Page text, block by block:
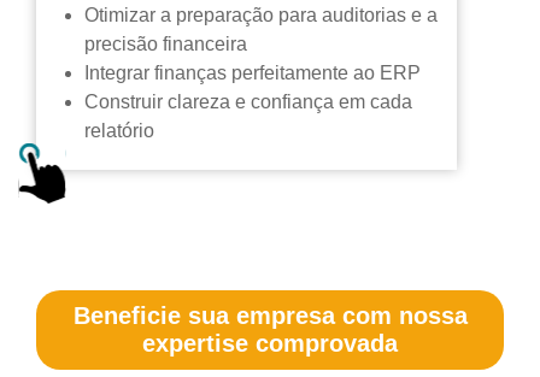
Otimizar a preparação para auditorias e a
precisão financeira
Integrar finanças perfeitamente ao ERP
Construir clareza e confiança em cada
relatório
Beneficie sua empresa com nossa
expertise comprovada